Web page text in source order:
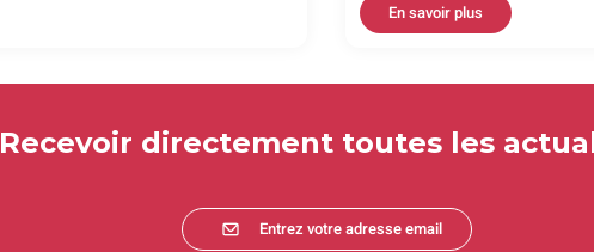
En savoir plus
Recevoir directement toutes les
Entrez votre adresse email